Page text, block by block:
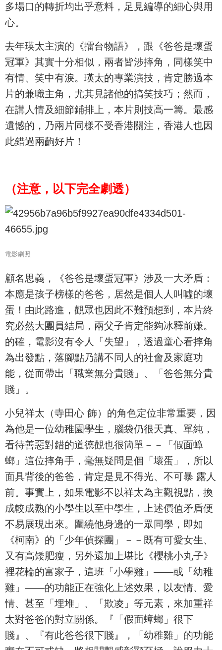
多場口的轉折均出乎意料，足見編導的細心與用
心。
去年瑛太主演的《擂台物語》，跟《爸爸是壞蛋
冠軍》其實十分相似，兩者皆涉摔角，同樣笑中
有情、笑中有淚。瑛太的專業演技，肯定勝過本
片的兼職主角，尤其見諸他的搞笑技巧；然而，
在講人情及細節鋪排上，本片則技高一籌。最感
遺憾的，乃兩片同樣不受香港關注，香港人也因
此錯過兩齣好片！
（注意，以下完全劇透）
電影劇照
顧名思義，《爸爸是壞蛋冠軍》涉及一大矛盾：
本應是孩子榜樣的爸爸，居然是個人人叫噓的壞
蛋！由此路進，觀眾也因此不難預想到，本片終
究必然大團員結局，兩父子肯定能夠冰釋前嫌。
的確，電影沒有令人「失望」，透過童心看摔角
為出發點，落腳點乃講不同人的社會及家庭功
能，從而帶出「職業無分貴賤」、「爸爸無分貴
賤」。
小兒祥太（寺田心 飾）的角色定位非常重要，因
為他是一位幼稚園學生，腦袋仍很天真、單純，
看待善惡對錯的道德觀也很簡單－－「假面蟑
螂」這位摔角手，毫無疑問是個「壞蛋」，所以
面具背後的爸爸，肯定是見不得光、不可暴 露人
前。事實上，如果電影不以祥太為主觀視點，換
成較成熟的小學生以至中學生，上述價值矛盾便
不易展現出來。圍繞他身邊的一眾同學，即如
《柯南》的「少年偵探團」－－既有可愛女生、
又有高矮肥瘦，另外還加上堪比《櫻桃小丸子》
裡花輪的富家子，這班「小學雞」——或「幼稚
雞」——的功能正在強化上述效果，以友情、愛
情、甚至「埋堆」、「欺凌」等元素，來加重祥
太對爸爸的對立關係。『「假面蟑螂」很下
賤』、『有此爸爸很下賤』，「幼稚雞」的功能